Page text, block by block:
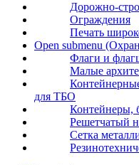
Дорожно-
Ограждения
Печать
Open submenu
Флаги и
Малые
для ТБО
Контейнеры,
Решетчатый
Сетка